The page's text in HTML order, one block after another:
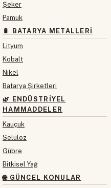
Şeker
Pamuk
🔋 BATARYA METALLERI
Lityum
Kobalt
Nikel
Batarya Şirketleri
🌿 ENDÜSTRIYEL
HAMMADDELER
Kauçuk
Selüloz
Gübre
Bitkisel Yağ
🌐 GÜNCEL KONULAR